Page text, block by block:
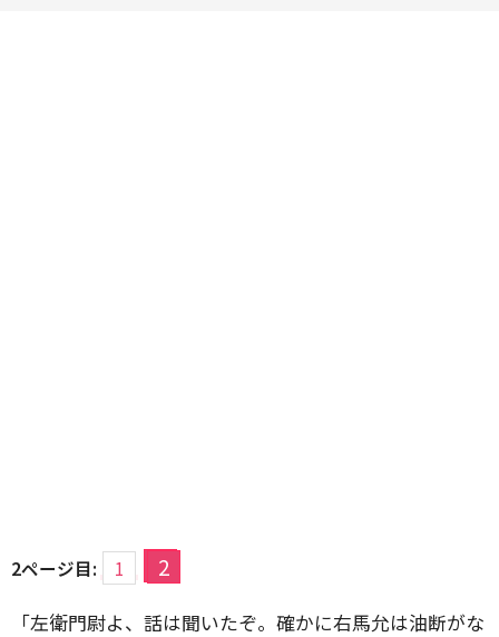
2ページ目: 1 2
「左衛門尉よ、話は聞いたぞ。確かに右馬允は油断がな